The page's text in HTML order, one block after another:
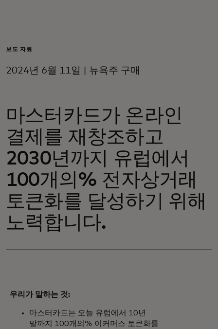
비즈니스 고객
이노베이터
뉴스 & 인사이트
보도 자료
2024년 6월 11일 | 뉴욕주 구매
마스터카드가 온라인
결제를 재창조하고
2030년까지 유럽에서
100개의% 전자상거래
토큰화를 달성하기 위해
노력합니다.
우리가 말하는 것:
마스터카드는 오늘 유럽에서 10년
말까지 100개의% 이커머스 토큰화를